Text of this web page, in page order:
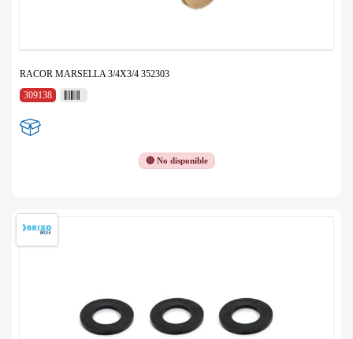
RACOR MARSELLA 3/4X3/4 352303
309138
🔴 No disponible